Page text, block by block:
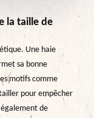
la taille de
Une haie
sa bonne
motifs comme
pour empêcher
de